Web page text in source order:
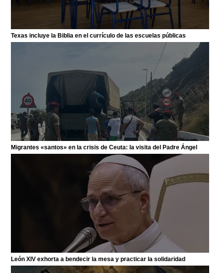
Texas incluye la Biblia en el currículo de las escuelas públicas
Migrantes «santos» en la crisis de Ceuta: la visita del Padre Ángel
León XIV exhorta a bendecir la mesa y practicar la solidaridad